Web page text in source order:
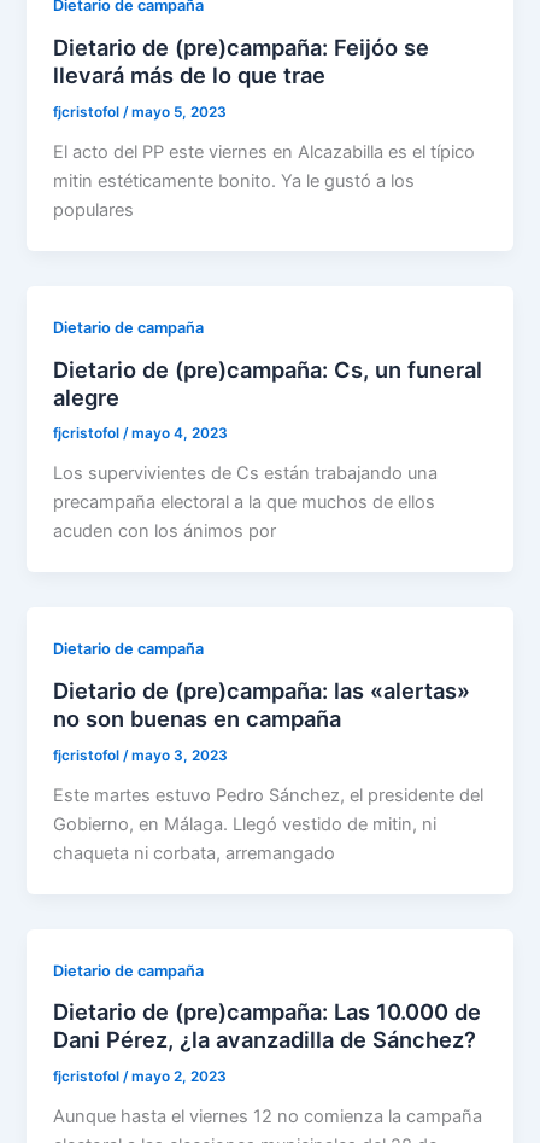
Dietario de campaña
Dietario de (pre)campaña: Feijóo se
llevará más de lo que trae
fjcristofol/mayo 5, 2023
El acto del PP este viernes en Alcazabilla es el típico
mitin estéticamente bonito. Ya le gustó a los
populares
Dietario de campaña
Dietario de (pre)campaña: Cs, un funeral
alegre
fjcristofol/mayo 4, 2023
Los supervivientes de Cs están trabajando una
precampaña electoral a la que muchos de ellos
acuden con los ánimos por
Dietario de campaña
Dietario de (pre)campaña: las «alertas»
no son buenas en campaña
fjcristofol/mayo 3, 2023
Este martes estuvo Pedro Sánchez, el presidente del
Gobierno, en Málaga. Llegó vestido de mitin, ni
chaqueta ni corbata, arremangado
Dietario de campaña
Dietario de (pre)campaña: Las 10.000 de
Dani Pérez, ¿la avanzadilla de Sánchez?
fjcristofol/mayo 2, 2023
Aunque hasta el viernes 12 no comienza la campaña